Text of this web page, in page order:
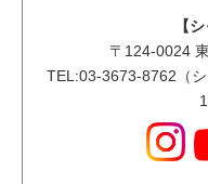
【
〒 124-0024
TEL:03-3673-8762（